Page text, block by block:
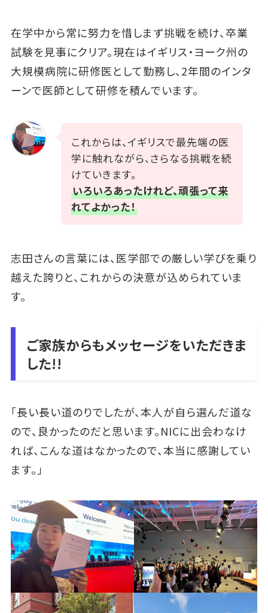
在学中から常に努力を惜しまず挑戦を続け、卒業
試験を見事にクリア。現在はイギリス・ヨーク州の
大規模病院に研修医として勤務し、2年間のインタ
ーンで医師として研修を積んでいます。
これからは、イギリスで最先端の医
学に触れながら、さらなる挑戦を続
けていきます。
いろいろあったけれど、頑張って来
れてよかった！
志田さんの言葉には、医学部での厳しい学びを乗り
越えた誇りと、これからの決意が込められていま
す。
ご家族からもメッセージをいただきま
した!!
「長い長い道のりでしたが、本人が自ら選んだ道な
ので、良かったのだと思います。NICに出会わなけ
れば、こんな道はなかったので、本当に感謝してい
ます。」